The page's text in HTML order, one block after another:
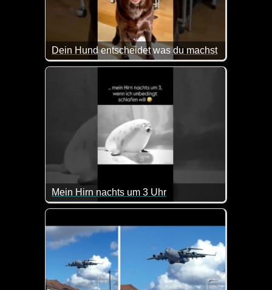
Dein Hund entscheidet was du machst
So kann das Leben mit einem Hund durchaus
Mein Hirn nachts um 3 Uhr
Das kommt doch sehr gut hin ;-)